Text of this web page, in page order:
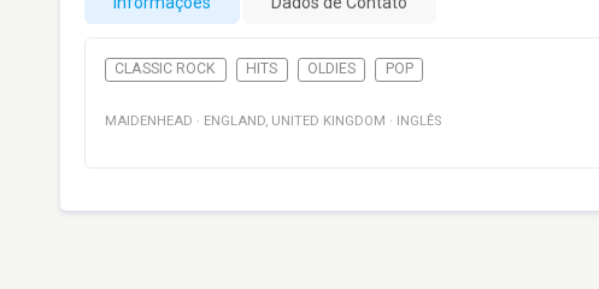
CLASSIC ROCK HITS OLDIES POP
MAIDENHEAD · ENGLAND, UNITED KINGDOM · INGLÊS